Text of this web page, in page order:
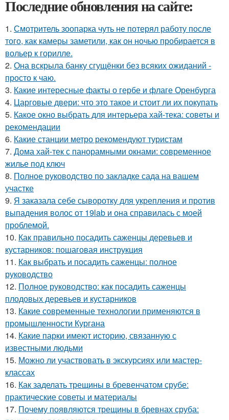
Последние обновления на сайте:
1. Смотритель зоопарка чуть не потерял работу после
того, как камеры заметили, как он ночью пробирается в
вольер к горилле.
2. Она вскрыла банку сгущёнки без всяких ожиданий -
просто к чаю.
3. Какие интересные факты о гербе и флаге Оренбурга
4. Царговые двери: что это такое и стоит ли их покупать
5. Какое окно выбрать для интерьера хай-тека: советы и
рекомендации
6. Какие станции метро рекомендуют туристам
7. Дома хай-тек с панорамными окнами: современное
жилье под ключ
8. Полное руководство по закладке сада на вашем
участке
9. Я заказала себе сыворотку для укрепления и против
выпадения волос от 19lab и она справилась с моей
проблемой.
10. Как правильно посадить саженцы деревьев и
кустарников: пошаговая инструкция
11. Как выбрать и посадить саженцы: полное
руководство
12. Полное руководство: как посадить саженцы
плодовых деревьев и кустарников
13. Какие современные технологии применяются в
промышленности Кургана
14. Какие парки имеют историю, связанную с
известными людьми
15. Можно ли участвовать в экскурсиях или мастер-
классах
16. Как заделать трещины в бревенчатом срубе:
практические советы и материалы
17. Почему появляются трещины в бревнах сруба: